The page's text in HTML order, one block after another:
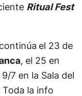
Ritual Fest
continúa el 23 de
, el 25 en
7 en la Sala del
Toda la info